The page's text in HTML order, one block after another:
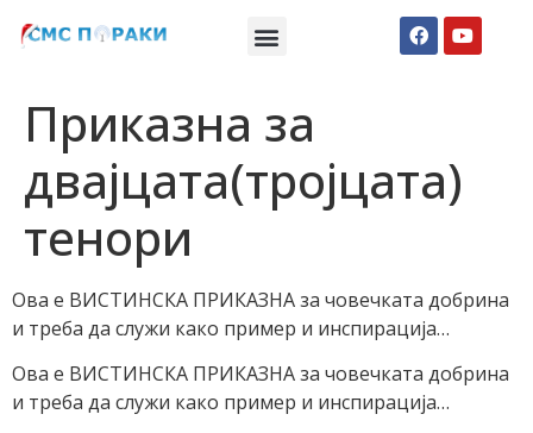
Приказна за
двајцата(тројцата)
тенори
Ова е ВИСТИНСКА ПРИКАЗНА за човечката добрина
и треба да служи како пример и инспирација…
Ова е ВИСТИНСКА ПРИКАЗНА за човечката добрина
и треба да служи како пример и инспирација…